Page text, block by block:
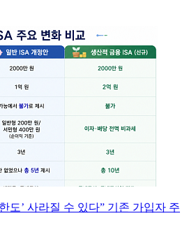
도’ 사라질 수 있다” 기존 가입자 주